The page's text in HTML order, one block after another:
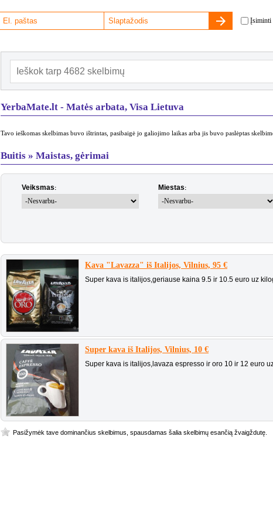
Įsiminti
YerbaMate.lt - Matės arbata, Visa Lietuva
Tavo ieškomas skelbimas buvo ištrintas, pasibaigė jo galiojimo laikas arba jis buvo paslėptas
Buitis » Maistas, gėrimai
Veiksmas: Miestas:
Kava "Lavazza" iš Italijos, Vilnius, 95 €
Super kava is italijos,geriause kaina 9.5 ir 10.5 euro uz
Super kava iš Italijos, Vilnius, 10 €
Super kava is italijos,lavaza espresso ir oro 10 ir 12 euro
Pasižymėk tave dominančius skelbimus, spausdamas šalia skelbimų esančią žvaigždutę.